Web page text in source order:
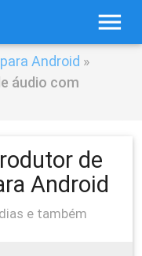
menu
Android »
áudio com
de
Android
e também